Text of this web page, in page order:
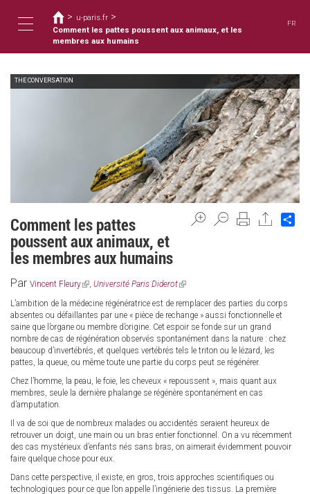
容
Toggle
navigation
您
在
這
裡
> u-paris.fr >
Comment les pattes poussent aux animaux, et les
membres aux humains
FR
THE CONVERSATION
Comment les pattes
poussent aux animaux, et
les membres aux humains
Par Vincent Fleury(link
external)
, Université Paris Diderot(link
external)
L’ambition de la médecine régénératrice est de remplacer des parties du corps
absentes ou défaillantes par une « pièce de rechange » aussi fonctionnelle et
saine que l’organe ou membre d’origine. Cet espoir se fonde sur un grand
nombre de cas de régénération observés spontanément dans la nature : chez
beaucoup d’invertébrés, et quelques vertébrés tels le triton ou le lézard, les
pattes, la queue, ou même toute une partie du corps peut se régénérer.
Chez l’homme, la peau, le foie, les cheveux « repoussent », mais quant aux
membres, seule la dernière phalange se régénère spontanément en cas
d’amputation.
Il va de soi que de nombreux malades ou accidentés seraient heureux de
retrouver un doigt, une main ou un bras entier fonctionnel. On a vu récemment
des cas mystérieux d’enfants nés sans bras, on aimerait évidemment pouvoir
faire quelque chose pour eux.
Dans cette perspective, il existe, en gros, trois approches scientifiques ou
technologiques pour ce que l’on appelle l’ingénierie des tissus. La première